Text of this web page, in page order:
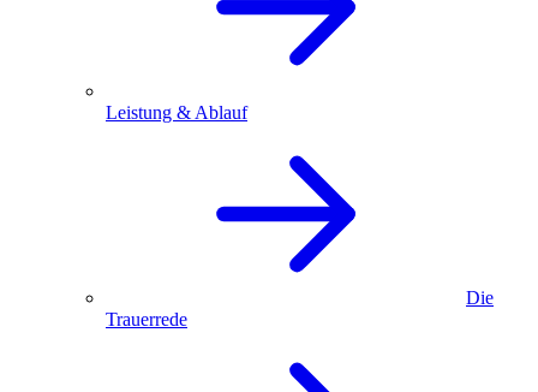
Leistung & Ablauf
Die
Trauerrede